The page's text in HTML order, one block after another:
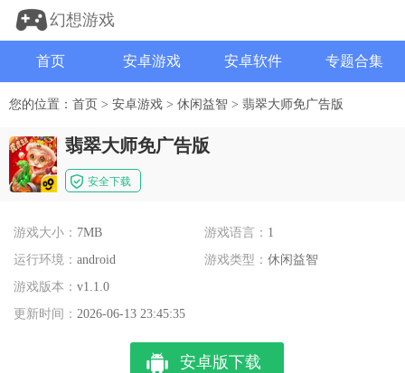
幻想游戏
首页 安卓游戏 安卓软件 专题合集
您的位置： 首页 > 安卓游戏 > 休闲益智 > 翡翠大师免广告版
翡翠大师免广告版
安全下载
游戏大小： 7MB 游戏语言： 1
运行环境： android 游戏类型：休闲益智
游戏版本： v1.1.0
更新时间： 2026-06-13 23:45:35
安卓版下载